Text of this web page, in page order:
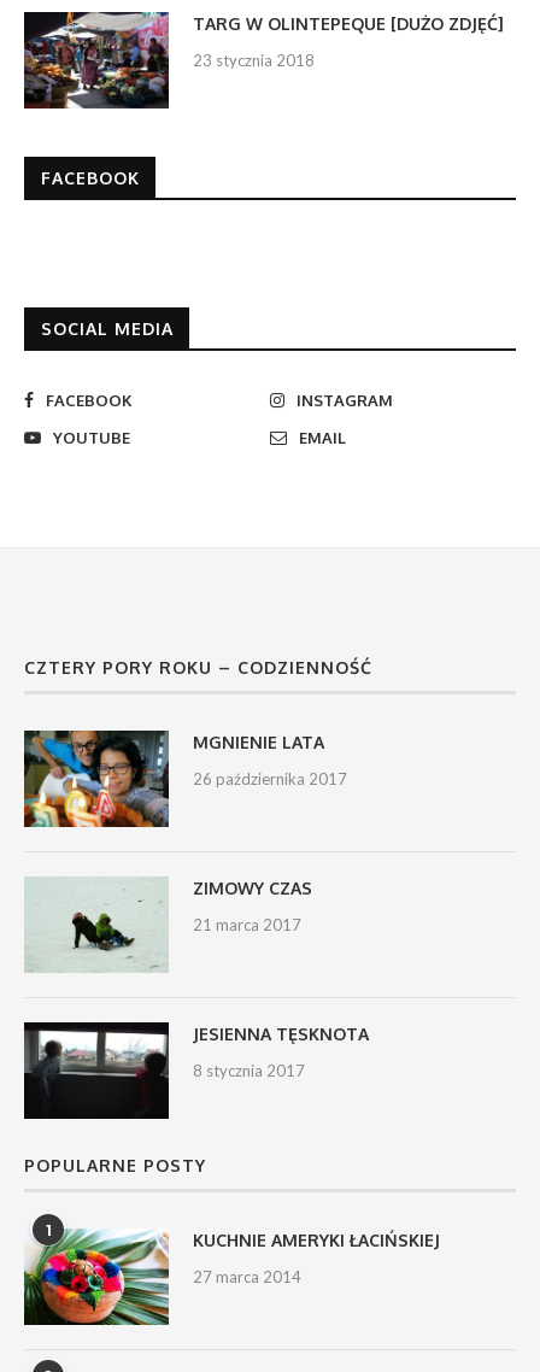
TARG W OLINTEPEQUE [DUŻO ZDJĘĆ]
23 stycznia 2018
FACEBOOK
SOCIAL MEDIA
FACEBOOK
INSTAGRAM
YOUTUBE
EMAIL
CZTERY PORY ROKU – CODZIENNOŚĆ
MGNIENIE LATA
26 października 2017
ZIMOWY CZAS
21 marca 2017
JESIENNA TĘSKNOTA
8 stycznia 2017
POPULARNE POSTY
1 KUCHNIE AMERYKI ŁACIŃSKIEJ
27 marca 2014